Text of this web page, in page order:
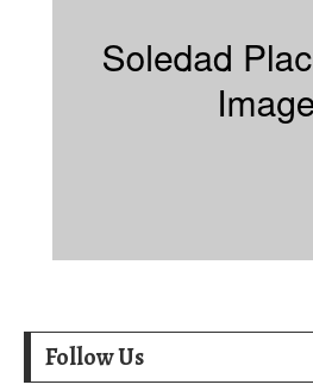
Follow Us